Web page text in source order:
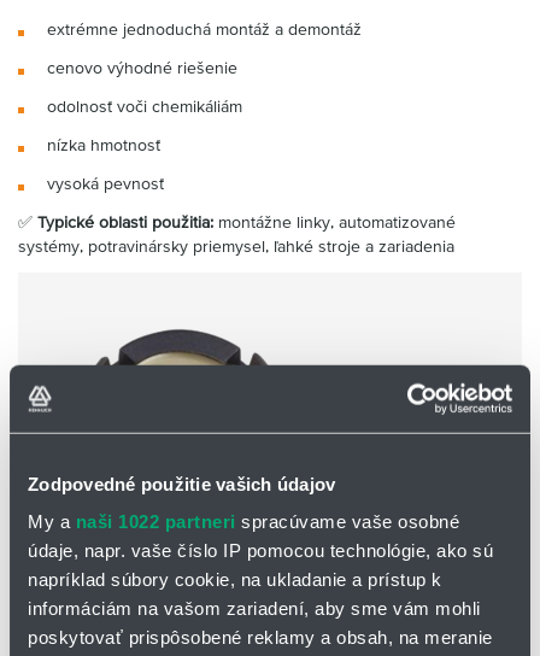
Zodpovedné použitie vašich údajov
My a naši 1022 partneri spracúvame vaše osobné
údaje, napr. vaše číslo IP pomocou technológie, ako sú
napríklad súbory cookie, na ukladanie a prístup k
informáciám na vašom zariadení, aby sme vám mohli
poskytovať prispôsobené reklamy a obsah, na meranie
extrémne jednoduchá montáž a demontáž
cenovo výhodné riešenie
odolnosť voči chemikáliám
nízka hmotnosť
vysoká pevnosť
✅ Typické oblasti použitia: montážne linky, automatizované
systémy, potravinársky priemysel, ľahké stroje a zariadenia
Nasadzovacie ložiská ECLM